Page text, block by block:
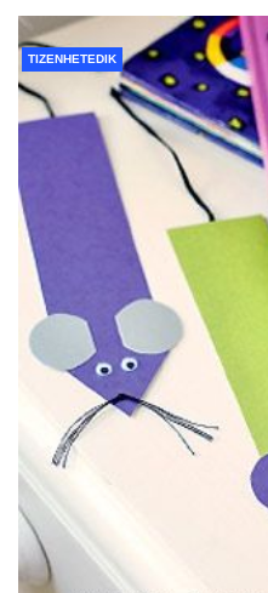
TIZENHETEDIK